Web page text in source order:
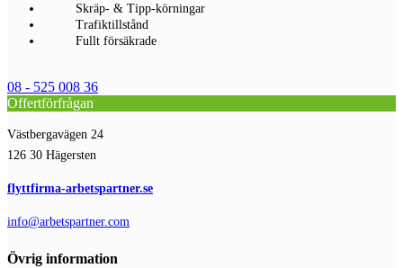
Skräp- & Tipp-körningar
Trafiktillstånd
Fullt försäkrade
08 - 525 008 36
Offertförfrågan
Västbergavägen 24
126 30 Hägersten
flyttfirma-arbetspartner.se
info@arbetspartner.com
Övrig information